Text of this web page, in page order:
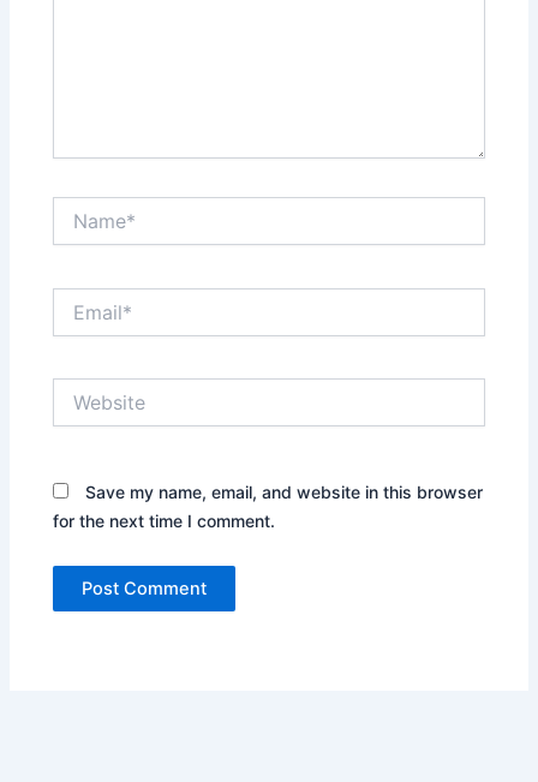
Save my name, email, and website in this browser
for the next time I comment.